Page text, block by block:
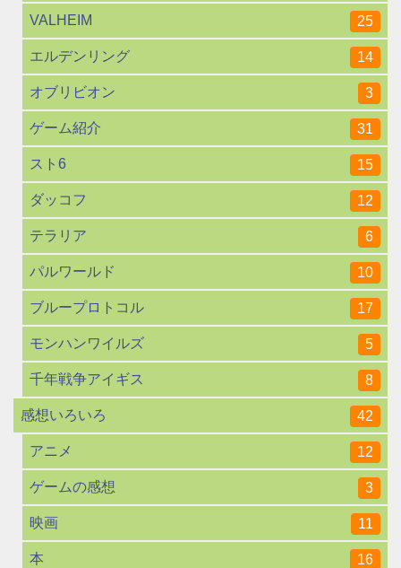
VALHEIM 25
エルデンリング 14
オブリビオン 3
ゲーム紹介 31
スト6 15
ダッコフ 12
テラリア 6
パルワールド 10
ブループロトコル 17
モンハンワイルズ 5
千年戦争アイギス 8
感想いろいろ 42
アニメ 12
ゲームの感想 3
映画 11
本 16